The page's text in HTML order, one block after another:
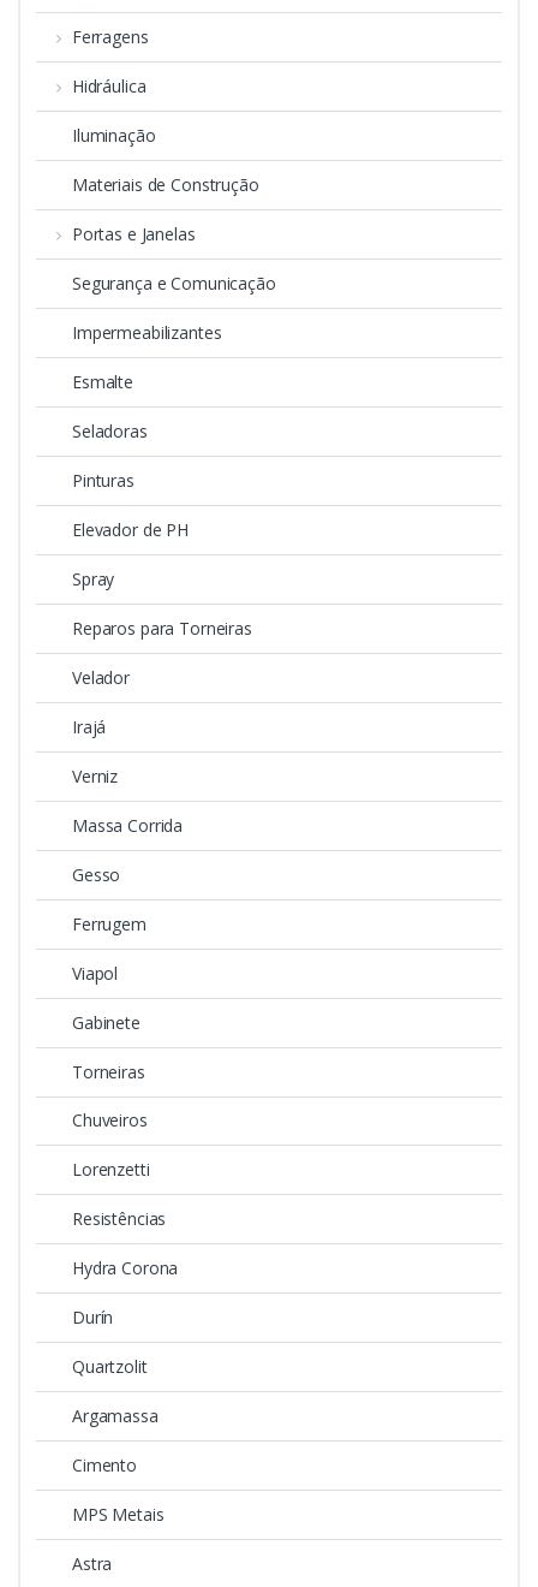
Ferragens
Hidráulica
Iluminação
Materiais de Construção
Portas e Janelas
Segurança e Comunicação
Impermeabilizantes
Esmalte
Seladoras
Pinturas
Elevador de PH
Spray
Reparos para Torneiras
Velador
Irajá
Verniz
Massa Corrida
Gesso
Ferrugem
Viapol
Gabinete
Torneiras
Chuveiros
Lorenzetti
Resistências
Hydra Corona
Durín
Quartzolit
Argamassa
Cimento
MPS Metais
Astra